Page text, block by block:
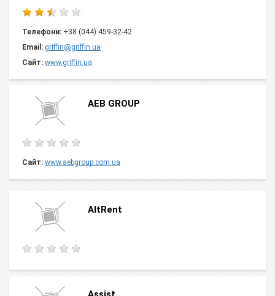
Телефони: +38 (044) 459-32-42
Email: griffin@griffin.ua
Сайт: www.griffin.ua
AEB GROUP
Сайт: www.aebgroup.com.ua
AltRent